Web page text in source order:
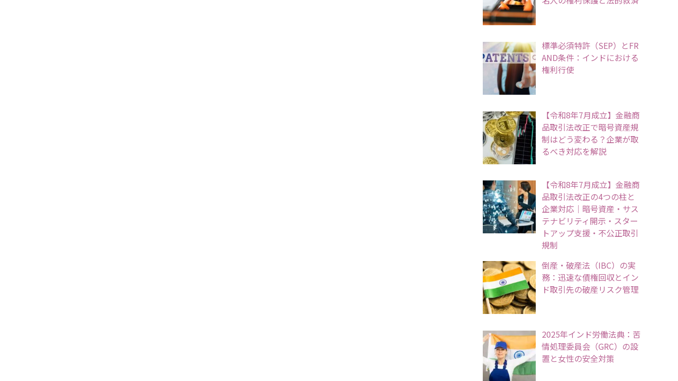
標準必須特許（SEP）とFR
AND条件：インドにおける
権利行使
【令和8年7月成立】金融商
品取引法改正で暗号資産規
制はどう変わる？企業が取
るべき対応を解説
【令和8年7月成立】金融商
品取引法改正の4つの柱と
企業対応｜暗号資産・サス
テナビリティ開示・スター
トアップ支援・不公正取引
規制
倒産・破産法（IBC）の実
務：迅速な債権回収とイン
ド取引先の破産リスク管理
2025年インド労働法典：苦
情処理委員会（GRC）の設
置と女性の安全対策